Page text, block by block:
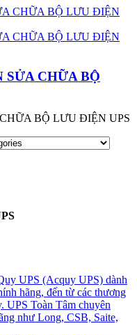
SỬA CHỮA BỘ
BỘ LƯU ĐIỆN UPS
UPS (Acquy UPS) dành
hãng, đến từ các thương
UPS Toàn Tâm chuyên
như Long, CSB, Saite,